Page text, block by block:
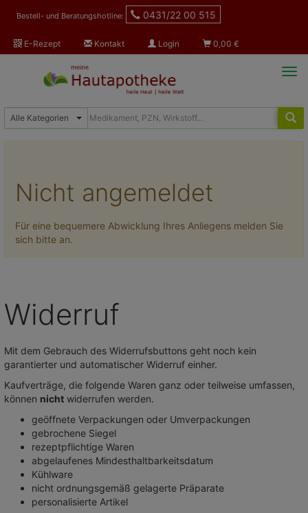
Bestell- und Beratungshotline: 0431/22 00 515
E-Rezept Kontakt Login 0,00 €
Nicht angemeldet
Für eine bequemere Abwicklung Ihres Anliegens melden Sie
sich bitte an.
Widerruf
Mit dem Gebrauch des Widerrufsbuttons geht noch kein
garantierter und automatischer Widerruf einher.
Kaufverträge, die folgende Waren ganz oder teilweise umfassen,
können nicht widerrufen werden.
geöffnete Verpackungen oder Umverpackungen
gebrochene Siegel
rezeptpflichtige Waren
abgelaufenes Mindesthaltbarkeitsdatum
Kühlware
nicht ordnungsgemäß gelagerte Präparate
personalisierte Artikel